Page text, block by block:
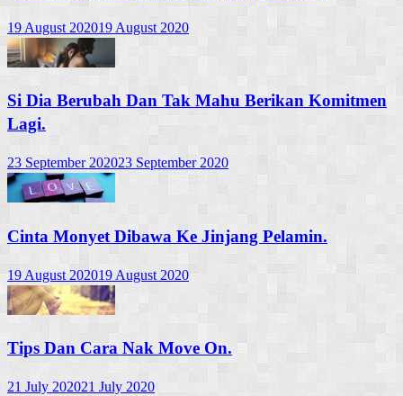
19 August 202019 August 2020
Si Dia Berubah Dan Tak Mahu Berikan Komitmen
Lagi.
23 September 202023 September 2020
Cinta Monyet Dibawa Ke Jinjang Pelamin.
19 August 202019 August 2020
Tips Dan Cara Nak Move On.
21 July 202021 July 2020